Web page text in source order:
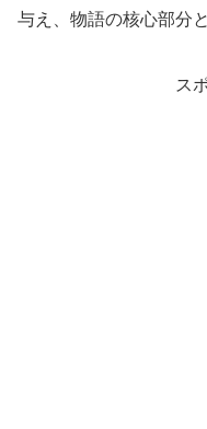
与え、物語の核心部分
ス